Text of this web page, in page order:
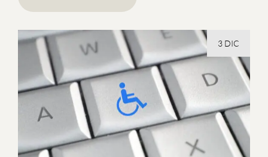
3 DIC